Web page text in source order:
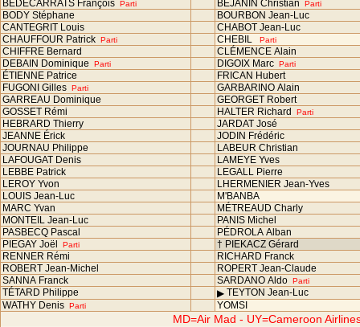
BEDECARRATS François
Parti BEJANIN Christian Parti
BODY Stéphane
BOURBON Jean-Luc
CANTEGRIT Louis
CHABOT Jean-Luc
CHAUFFOUR Patrick
Parti CHEBIL Parti
CHIFFRE Bernard
CLÉMENCE Alain
DEBAIN Dominique
Parti DIGOIX Marc Parti
ÉTIENNE Patrice
FRICAN Hubert
FUGONI Gilles
Parti
GARBARINO Alain
GARREAU Dominique
GEORGET Robert
GOSSET Rémi
HALTER Richard Parti
HEBRARD Thierry
JARDAT José
JEANNE Érick
JODIN Frédéric
JOURNAU Philippe
LABEUR Christian
LAFOUGAT Denis
LAMEYE Yves
LEBBE Patrick
LEGALL Pierre
LEROY Yvon
LHERMENIER Jean-Yves
LOUIS Jean-Luc
M'BANBA
MARC Yvan
MÉTREAUD Charly
MONTEIL Jean-Luc
PANIS Michel
PASBECQ Pascal
PÉDROLA Alban
PIEGAY Joël
Parti
† PIEKACZ Gérard
RENNER Rémi
RICHARD Franck
ROBERT Jean-Michel
ROPERT Jean-Claude
SANNA Franck
SARDANO Aldo Parti
TÉTARD Philippe ▶ TEYTON Jean-Luc
WATHY Denis
Parti YOMSI
MD=Air Mad - UY=Cameroon